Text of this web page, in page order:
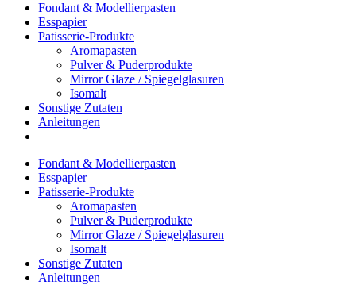
Fondant & Modellierpasten
Esspapier
Patisserie-Produkte
Aromapasten
Pulver & Puderprodukte
Mirror Glaze / Spiegelglasuren
Isomalt
Sonstige Zutaten
Anleitungen
Fondant & Modellierpasten
Esspapier
Patisserie-Produkte
Aromapasten
Pulver & Puderprodukte
Mirror Glaze / Spiegelglasuren
Isomalt
Sonstige Zutaten
Anleitungen